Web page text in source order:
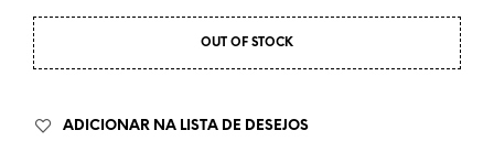
OUT OF STOCK
ADICIONAR NA LISTA DE DESEJOS